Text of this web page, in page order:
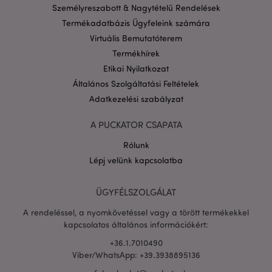
Személyreszabott & Nagytételű Rendelések
Termékadatbázis Ügyfeleink számára
Virtuális Bemutatóterem
Termékhírek
Etikai Nyilatkozat
Általános Szolgáltatási Feltételek
Adatkezelési szabályzat
A PUCKATOR CSAPATA
Rólunk
Lépj velünk kapcsolatba
ÜGYFÉLSZOLGÁLAT
A rendeléssel, a nyomkövetéssel vagy a törött termékekkel
kapcsolatos általános információkért:
+36.1.7010490
Viber/WhatsApp: +39.3938895136
puckator.hu
Google